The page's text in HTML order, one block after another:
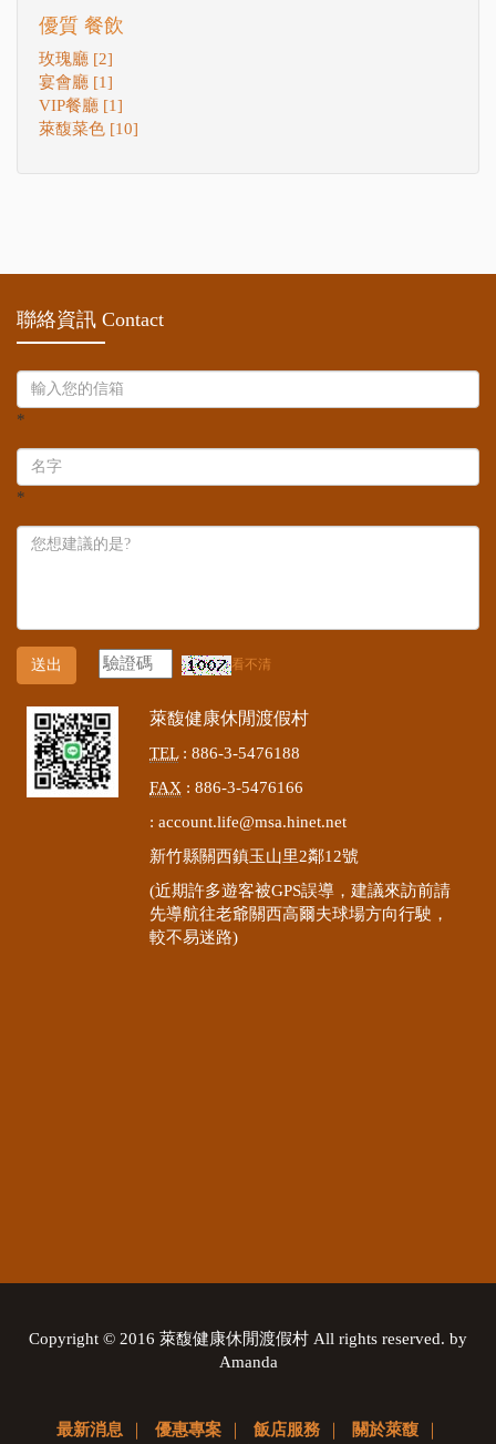
優質 餐飲
玫瑰廳 [2]
宴會廳 [1]
VIP餐廳 [1]
萊馥菜色 [10]
聯絡資訊 Contact
*
*
送出 看不清
萊馥健康休閒渡假村
TEL: 886-3-5476188
FAX : 886-3-5476166
: account.life@msa.hinet.net
新竹縣關西鎮玉山里2鄰12號
(近期許多遊客被GPS誤導，建議來訪前請
先導航往老爺關西高爾夫球場方向行駛，
較不易迷路)
Copyright © 2016 萊馥健康休閒渡假村 All rights reserved. by
Amanda
最新消息 ｜ 優惠專案 ｜ 飯店服務 ｜ 關於萊馥
｜